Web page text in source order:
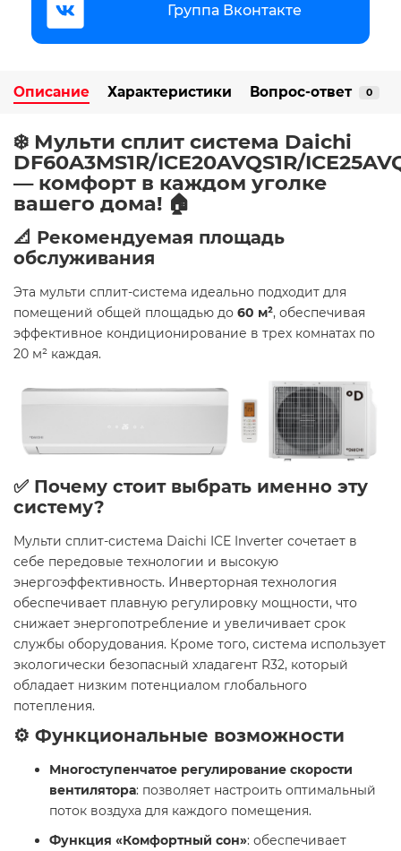
Группа Вконтакте
Описание Характеристики Вопрос-ответ 0
❄️ Мульти сплит система Daichi
DF60A3MS1R/ICE20AVQS1R/
— комфорт в каждом уголке
вашего дома! 🏠
📐 Рекомендуемая площадь
обслуживания
Эта мульти сплит-система идеально подходит для
помещений общей площадью до 60 м², обеспечивая
эффективное кондиционирование в трех комнатах по
20 м² каждая.
✅ Почему стоит выбрать именно эту
систему?
Мульти сплит-система Daichi ICE Inverter сочетает в
себе передовые технологии и высокую
энергоэффективность. Инверторная технология
обеспечивает плавную регулировку мощности, что
снижает энергопотребление и увеличивает срок
службы оборудования. Кроме того, система использует
экологически безопасный хладагент R32, который
обладает низким потенциалом глобального
потепления.
⚙️ Функциональные возможности
Многоступенчатое регулирование скорости
вентилятора: позволяет настроить оптимальный
поток воздуха для каждого помещения.
Функция «Комфортный сон»: обеспечивает